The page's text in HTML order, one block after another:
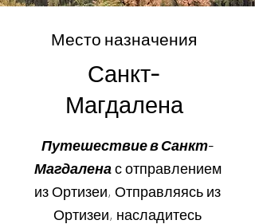
Место назначения
Санкт-
Магдалена
Путешествие в Санкт-
Магдалена с отправлением
из Ортизеи, Отправляясь из
Ортизеи, насладитесь